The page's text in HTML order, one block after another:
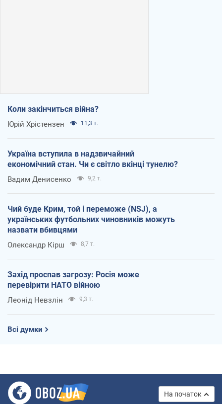
Коли закінчиться війна?
Юрій Хрістензен 11,3 т.
Україна вступила в надзвичайний
економічний стан. Чи є світло вкінці тунелю?
Вадим Денисенко 9,2 т.
Чий буде Крим, той і переможе (NSJ), а
українських футбольних чиновників можуть
назвати вбивцями
Олександр Кірш 8,7 т.
Захід проспав загрозу: Росія може
перевірити НАТО війною
Леонід Невзлін 9,3 т.
Всі думки
На початок